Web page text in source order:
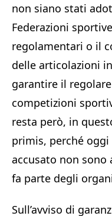
non siano stati
Federazioni
regolamentari o il
delle articolazioni
garantire il
competizioni
resta però, in
primis, perché
accusato non sono
fa parte degli
Sull’avviso di